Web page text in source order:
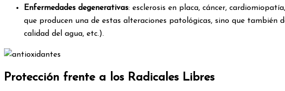
Enfermedades degenerativas: esclerosis en placa, cáncer,
que producen una de estas alteraciones patológicas, sino que
calidad del agua, etc.).
Protección frente a los Radicales Libres